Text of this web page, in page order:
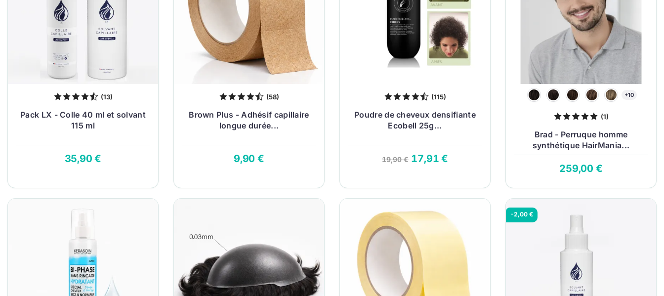
(13)
Pack LX - Colle 40 ml et solvant
115 ml
35,90 €
(58)
Brown Plus - Adhésif capillaire
longue durée...
9,90 €
(115)
Poudre de cheveux densifiante
Ecobell 25g...
19,90 € 17,91 €
+10
(1)
Brad - Perruque homme
synthétique HairMania...
259,00 €
-2,00 €